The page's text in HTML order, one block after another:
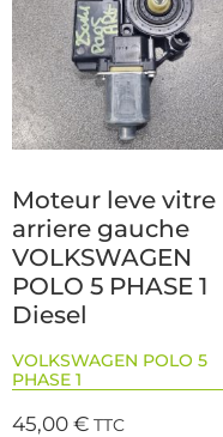
Moteur leve vitre
arriere gauche
VOLKSWAGEN
POLO 5 PHASE 1
Diesel
VOLKSWAGEN POLO 5
PHASE 1
45,00€ TTC